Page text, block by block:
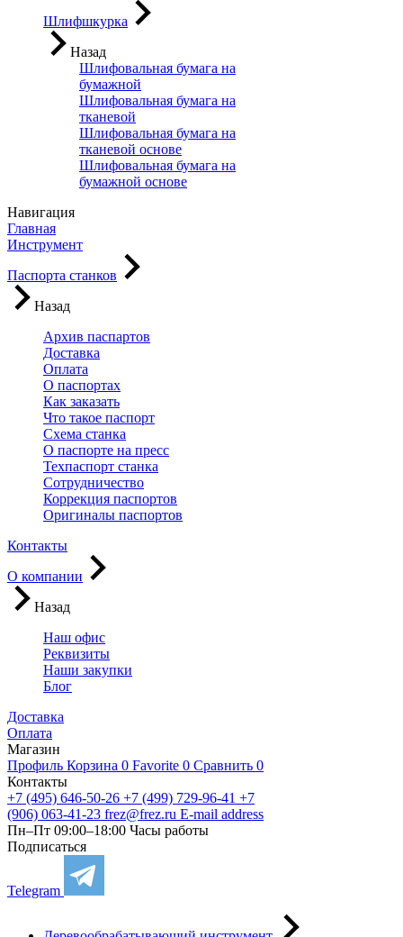
Шлифшкурка
Назад
Шлифовальная бумага на
бумажной
Шлифовальная бумага на
тканевой
Шлифовальная бумага на
тканевой основе
Шлифовальная бумага на
бумажной основе
Навигация
Главная
Инструмент
Паспорта станков
Назад
Архив паспартов
Доставка
Оплата
О паспортах
Как заказать
Что такое паспорт
Схема станка
О паспорте на пресс
Техпаспорт станка
Сотрудничество
Коррекция паспортов
Оригиналы паспортов
Контакты
О компании
Назад
Наш офис
Реквизиты
Наши закупки
Блог
Доставка
Оплата
Магазин
Профиль Корзина 0 Favorite 0 Сравнить 0
Контакты
+7 (495) 646-50-26 +7 (499) 729-96-41 +7
(906) 063-41-23 frez@frez.ru E-mail address
Пн–Пт 09:00–18:00 Часы работы
Подписаться
Telegram